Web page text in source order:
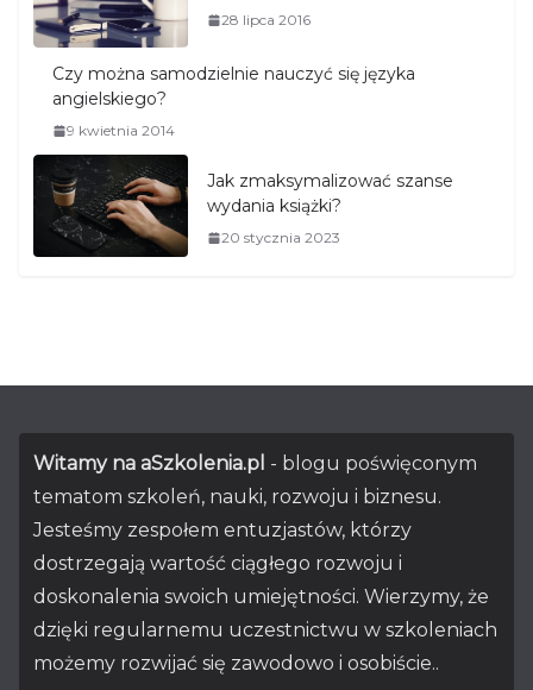
28 lipca 2016
Czy można samodzielnie nauczyć się języka
angielskiego?
9 kwietnia 2014
Jak zmaksymalizować szanse
wydania książki?
20 stycznia 2023
Witamy na aSzkolenia.pl - blogu poświęconym
tematom szkoleń, nauki, rozwoju i biznesu.
Jesteśmy zespołem entuzjastów, którzy
dostrzegają wartość ciągłego rozwoju i
doskonalenia swoich umiejętności. Wierzymy, że
dzięki regularnemu uczestnictwu w szkoleniach
możemy rozwijać się zawodowo i osobiście..